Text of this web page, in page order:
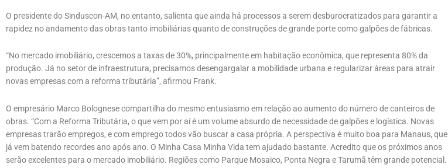
O presidente do Sinduscon-AM, no entanto, salienta que ainda há processos a serem desburocratizados para garantir a
rapidez no andamento das obras tanto imobiliárias quanto de construções de grande porte como galpões de fábricas.
“No mercado imobiliário, crescemos a taxas de 30%, principalmente em habitação econômica, que representa 80% da
produção. Já no setor de infraestrutura, precisamos desengargalar a mobilidade urbana e regularizar áreas para atrair
novas empresas com a reforma tributária”, afirmou Frank.
O empresário Marco Bolognese compartilha do mesmo entusiasmo em relação ao aumento do número de canteiros de
obras. “Com a Reforma Tributária, o que vem por aí é um volume absurdo de necessidade de galpões e logística. Novas
empresas trarão empregos, e com emprego todos vão buscar a casa própria. A perspectiva é muito boa para Manaus, que
já vem batendo recordes ano após ano. O Minha Casa Minha Vida tem ajudado bastante. Acredito que os próximos anos
serão excelentes para o mercado imobiliário. Regiões como Parque Mosaico, Ponta Negra e Tarumã têm grande potencial.